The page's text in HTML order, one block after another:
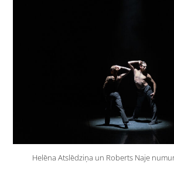
Helēna Atslēdziņa un Roberts Naje